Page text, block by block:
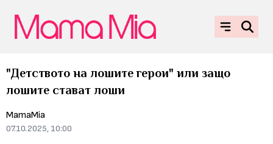
"Детството на лошите герои" или защо
лошите стават лоши
MamaMia
07.10.2025, 10:00